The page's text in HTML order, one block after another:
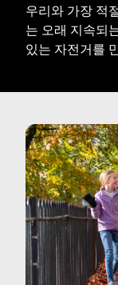
우리와 가장 적
는 오래 지속되
있는 자전거를